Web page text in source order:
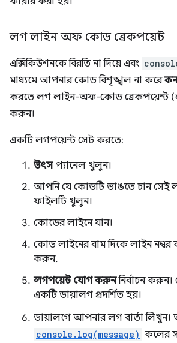
লগ লাইন অফ কোড ব্রেকপয়েন্ট
এক্সিকিউশনকে বিরতি না দিয়ে এবং
মাধ্যমে আপনার কোড বিশৃঙ্খল না করে
করতে লগ লাইন-অফ-কোড ব্রেকপয়েন্ট
করুন।
একটি লগপয়েন্ট সেট করতে:
উৎসপ্যানেল খুলুন।
আপনি যে কোডটি ভাঙতে চান সেই
ফাইলটি খুলুন।
কোডের লাইনে যান।
কোড লাইনের বাম দিকে লাইন নম্বর
করুন.
লগপয়েন্ট যোগ করুননির্বাচন
একটি ডায়ালগ প্রদর্শিত হয়।
ডায়ালগে আপনার লগ বার্তা
console.log(message) কলের